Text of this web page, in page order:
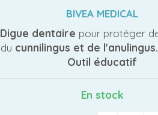
BIVEA MEDICAL
Digue dentaire pour protéger
du cunnilingus et de l'anulingus.
Outil éducatif
En stock